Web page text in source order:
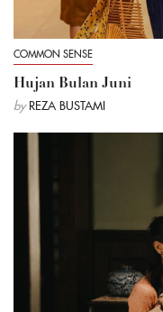
COMMON SENSE
Hujan Bulan Juni
by REZA BUSTAMI